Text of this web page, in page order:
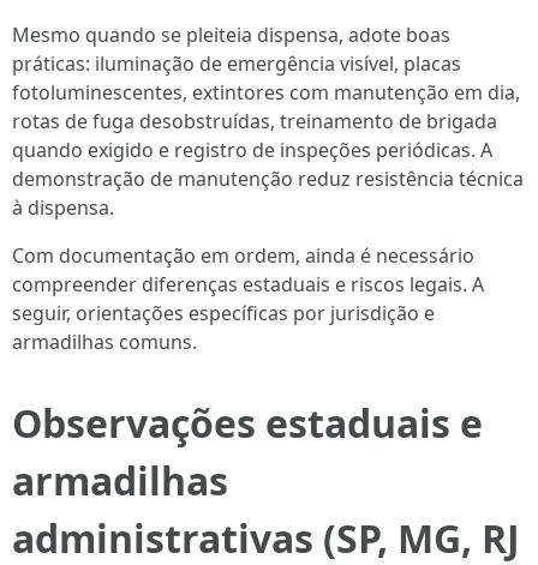
Mesmo quando se pleiteia dispensa, adote boas
práticas: iluminação de emergência visível, placas
fotoluminescentes, extintores com manutenção em dia,
rotas de fuga desobstruídas, treinamento de brigada
quando exigido e registro de inspeções periódicas. A
demonstração de manutenção reduz resistência técnica
à dispensa.
Com documentação em ordem, ainda é necessário
compreender diferenças estaduais e riscos legais. A
seguir, orientações específicas por jurisdição e
armadilhas comuns.
Observações estaduais e
armadilhas
administrativas (SP, MG, RJ